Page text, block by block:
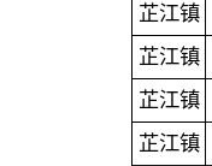
芷江镇
芷江镇
芷江镇
芷江镇